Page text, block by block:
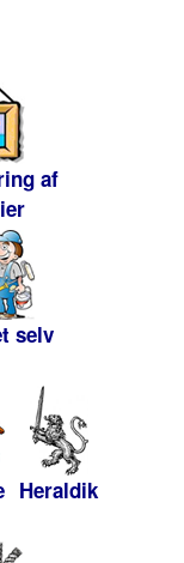
af
selv
Heraldik